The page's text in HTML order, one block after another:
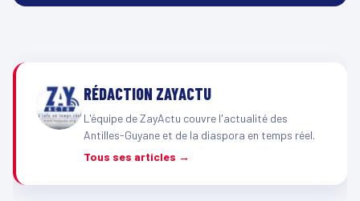
RÉDACTION ZAYACTU
L'équipe de ZayActu couvre l'actualité des
Antilles-Guyane et de la diaspora en temps réel.
Tous ses articles →